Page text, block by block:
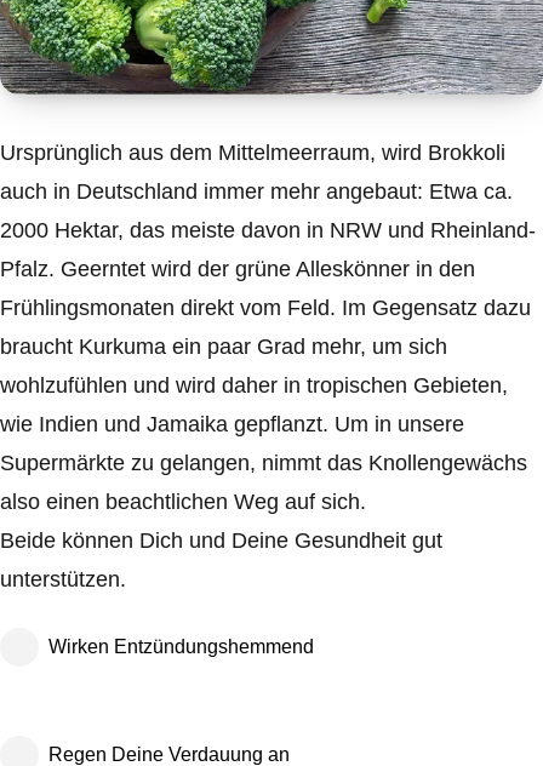
Ursprünglich aus dem Mittelmeerraum, wird Brokkoli
auch in Deutschland immer mehr angebaut: Etwa ca.
2000 Hektar, das meiste davon in NRW und Rheinland-
Pfalz. Geerntet wird der grüne Alleskönner in den
Frühlingsmonaten direkt vom Feld. Im Gegensatz dazu
braucht Kurkuma ein paar Grad mehr, um sich
wohlzufühlen und wird daher in tropischen Gebieten,
wie Indien und Jamaika gepflanzt. Um in unsere
Supermärkte zu gelangen, nimmt das Knollengewächs
also einen beachtlichen Weg auf sich.
Beide können Dich und Deine Gesundheit gut
unterstützen.
Wirken Entzündungshemmend
Regen Deine Verdauung an